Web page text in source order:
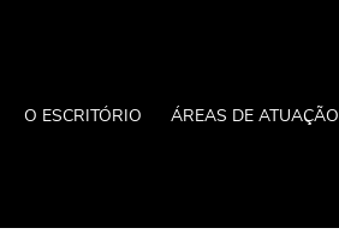
O ESCRITÓRIO ÁREAS DE ATUAÇÃO